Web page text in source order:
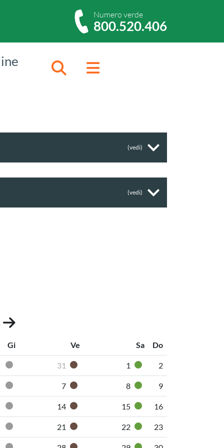
Numero verde
800.520.406
CercaMenu
(vedi)
(vedi)
Gi Ve Sa Do
pannoloni
Secco non riciclabile
31 Organico umido
1 Vetro2
pannoloni
Secco non riciclabile
7 Organico umido
8 Vetro9
pannoloni
Secco non riciclabile
14 Organico umido
15 Vetro
16
pannoloni
Secco non riciclabile
21 Organico umido
22 Vetro
23